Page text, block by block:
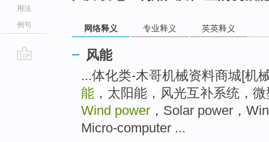
用法
例句
网络释义 专业释义 英英释义
风能
...体化类-木哥机械资料商城[机
能 ，太阳能，风光互补系统，
Wind power ，Solar power，
Micro-computer ...